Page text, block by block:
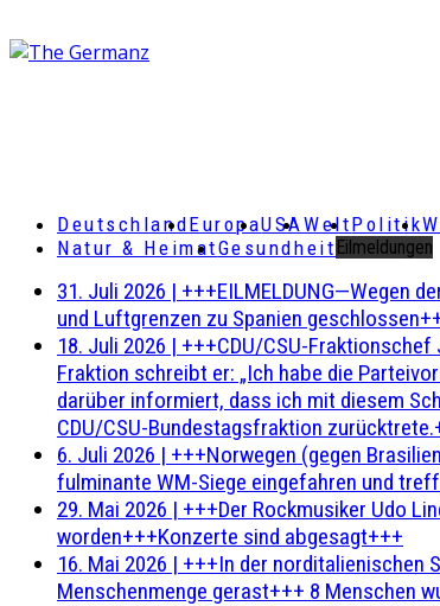
DeutschlandEuropaUSAWeltPolitik
Natur & HeimatGesundheit Eilmeldungen
31. Juli 2026 | +++EILMELDUNG—Wegen
und Luftgrenzen zu Spanien
18. Juli 2026 | +++CDU/CSU-
Fraktion schreibt er: „Ich habe die
darüber informiert, dass ich mit diesem
CDU/CSU-Bundestagsfraktion
6. Juli 2026 | +++Norwegen (gegen
fulminante WM-Siege eingefahren und
29. Mai 2026 | +++Der Rockmusiker Udo
worden+++Konzerte sind abgesagt+++
16. Mai 2026 | +++In der norditalienischen
Menschenmenge gerast+++ 8 Menschen